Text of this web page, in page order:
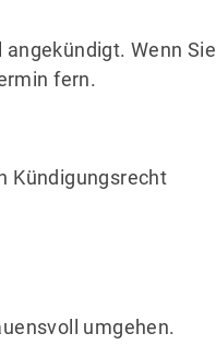
Wenn Sie
fern.
Kündigungsrecht
umgehen.